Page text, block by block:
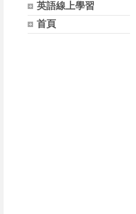
英語線上學習
首頁